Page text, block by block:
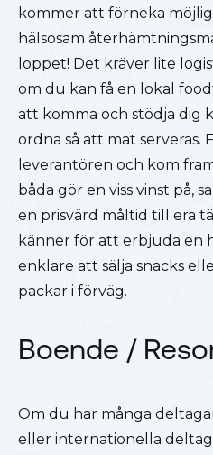
kommer att förneka
hälsosam
loppet! Det kräver lite
om du kan få en lokal
att komma och stödja dig
ordna så att mat serveras.
leverantören och kom
båda gör en viss vinst på,
en prisvärd måltid till era
känner för att erbjuda en
enklare att sälja snacks
packar i förväg.
Boende /
Om du har många
eller internationella